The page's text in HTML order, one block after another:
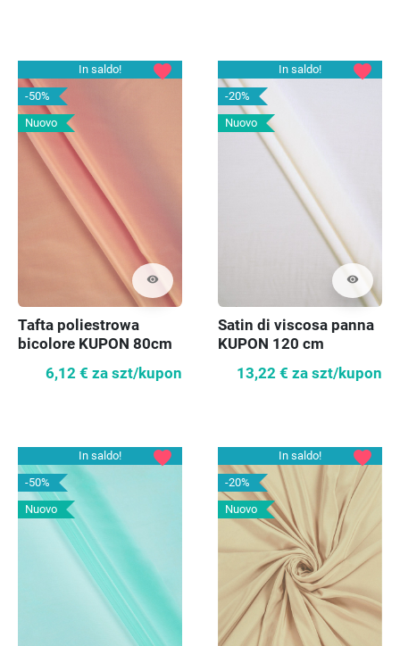
In saldo!
-50%
Nuovo
visibility
favorite
Tafta poliestrowa
bicolore KUPON 80cm
6,12 € za szt/kupon
In saldo!
-20%
Nuovo
visibility
favorite
Satin di viscosa panna
KUPON 120 cm
13,22 € za szt/kupon
In saldo!
-50%
Nuovo
favorite
In saldo!
-20%
Nuovo
favorite